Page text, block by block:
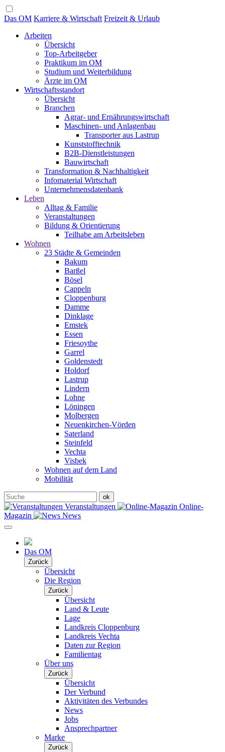
Das OM Karriere & Wirtschaft Freizeit & Urlaub
Arbeiten
Übersicht
Top-Arbeitgeber
Praktikum im OM
Studium und Weiterbildung
Ärzte im OM
Wirtschaftsstandort
Übersicht
Branchen
Agrar- und Ernährungswirtschaft
Maschinen- und Anlagenbau
Transporter aus Lastrup
Kunststofftechnik
B2B-Dienstleistungen
Bauwirtschaft
Transformation & Nachhaltigkeit
Infomaterial Wirtschaft
Unternehmensdatenbank
Leben
Alltag & Familie
Veranstaltungen
Bildung & Orientierung
Teilhabe am Arbeitsleben
Wohnen
23 Städte & Gemeinden
Bakum
Barßel
Bösel
Cappeln
Cloppenburg
Damme
Dinklage
Emstek
Essen
Friesoythe
Garrel
Goldenstedt
Holdorf
Lastrup
Lindern
Lohne
Löningen
Molbergen
Neuenkirchen-Vörden
Saterland
Steinfeld
Vechta
Visbek
Wohnen auf dem Land
Mobilität
Veranstaltungen
Online-
Magazin
News
Das OM
Zurück
Übersicht
Die Region
Zurück
Übersicht
Land & Leute
Lage
Landkreis Cloppenburg
Landkreis Vechta
Daten zur Region
Familientag
Über uns
Zurück
Übersicht
Der Verbund
Aktivitäten des Verbundes
News
Jobs
Ansprechpartner
Marke
Zurück